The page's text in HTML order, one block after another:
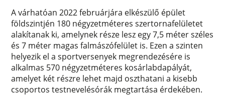
A várhatóan 2022 februárjára elkészülő épület
földszintjén 180 négyzetméteres szertornafelületet
alakítanak ki, amelynek része lesz egy 7,5 méter széles
és 7 méter magas falmászófelület is. Ezen a szinten
helyezik el a sportversenyek megrendezésére is
alkalmas 570 négyzetméteres kosárlabdapályát,
amelyet két részre lehet majd oszthatani a kisebb
csoportos testnevelésórák megtartása érdekében.